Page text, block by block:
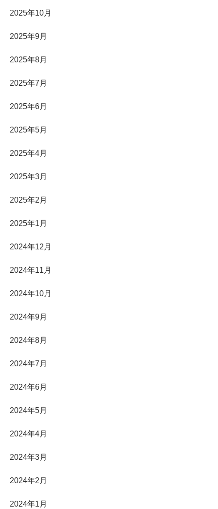
2025年10月
2025年9月
2025年8月
2025年7月
2025年6月
2025年5月
2025年4月
2025年3月
2025年2月
2025年1月
2024年12月
2024年11月
2024年10月
2024年9月
2024年8月
2024年7月
2024年6月
2024年5月
2024年4月
2024年3月
2024年2月
2024年1月